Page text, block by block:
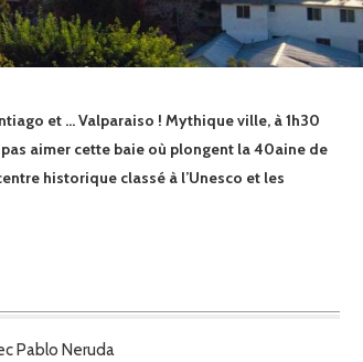
et … Valparaiso ! Mythique ville, à 1h30
aimer cette baie où plongent la 40aine de
historique classé à l’Unesco et les
Pablo Neruda